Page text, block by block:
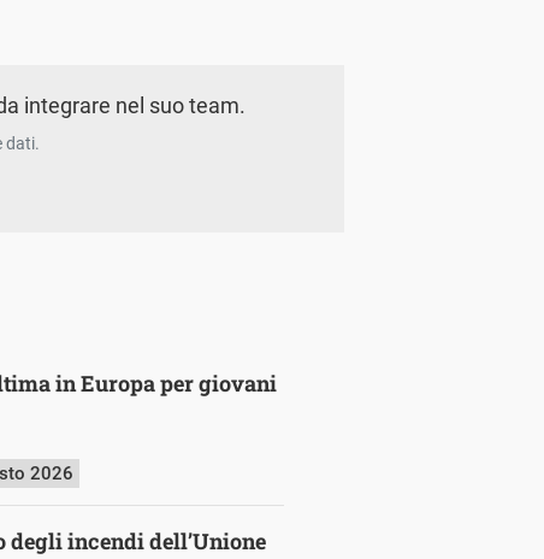
integrare nel suo team.
dati.
in Europa per giovani
2026
degli incendi dell’Unione